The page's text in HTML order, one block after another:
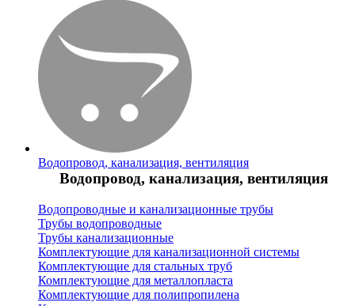
Водопровод, канализация, вентиляция
Водопровод, канализация, вентиляция
Водопроводные и канализационные трубы
Трубы водопроводные
Трубы канализационные
Комплектующие для канализационной системы
Комплектующие для стальных труб
Комплектующие для металлопласта
Комплектующие для полипропилена